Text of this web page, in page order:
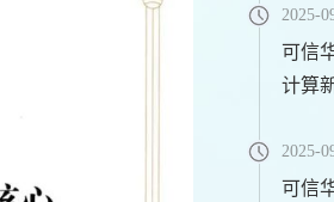
2025-
可信
计算
2025-
可信